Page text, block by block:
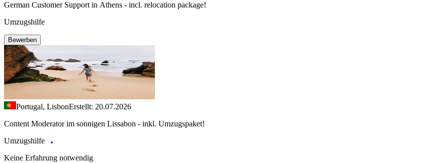
German Customer Support in Athens - incl. relocation package!
Umzugshilfe
Bewerben
Portugal, LisbonErstellt: 20.07.2026
Content Moderator im sonnigen Lissabon - inkl. Umzugspaket!
Umzugshilfe
Keine Erfahrung notwendig